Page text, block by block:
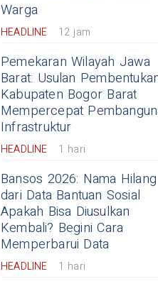
Warga
HEADLINE 12 jam
Pemekaran Wilayah Jawa
Barat: Usulan
Kabupaten Bogor Barat
Mempercepat
Infrastruktur
HEADLINE 1 hari
Bansos 2026: Nama Hilang
dari Data Bantuan Sosial
Apakah Bisa Diusulkan
Kembali? Begini Cara
Memperbarui Data
HEADLINE 1 hari